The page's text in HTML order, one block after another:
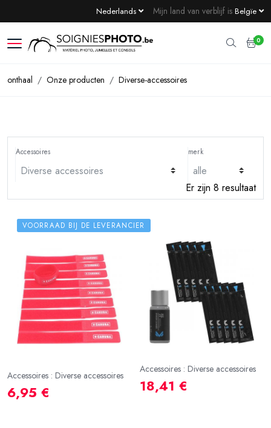
Mijn land van verblijf is Belgïe
Nederlands
0
onthaal Onze producten Diverse-accessoires
Accessoires merk
Er zijn 8 resultaat
VOORRAAD BIJ DE LEVERANCIER
Accessoires : Diverse accessoires
6,95 €
Accessoires : Diverse accessoires
18,41 €